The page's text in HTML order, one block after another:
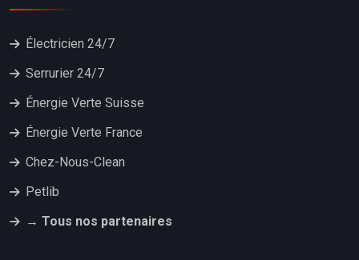
Électricien 24/7
Serrurier 24/7
Énergie Verte Suisse
Énergie Verte France
Chez-Nous-Clean
Petlib
→ Tous nos partenaires